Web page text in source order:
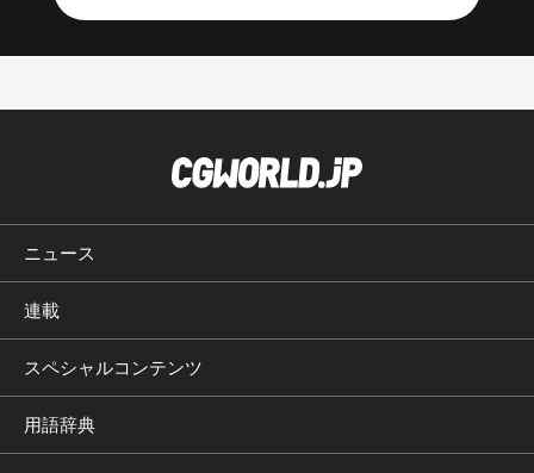
ニュース
連載
スペシャルコンテンツ
用語辞典